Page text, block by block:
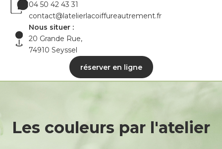
04 50 42 43 31
contact@latelierlacoiffureautrement.fr
Nous situer :
20 Grande Rue,
74910 Seyssel
réserver en ligne
Les couleurs par l'atelier